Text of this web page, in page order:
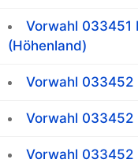
Vorwahl 033451
(Höhenland)
Vorwahl 033452
Vorwahl 033452
Vorwahl 033452